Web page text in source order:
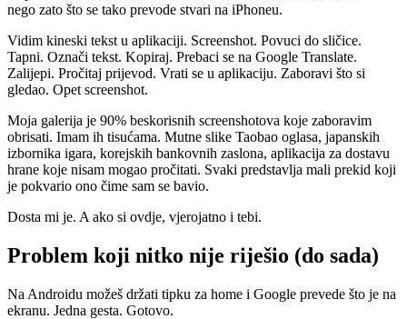
nego zato što se tako prevode stvari na iPhoneu.
Vidim kineski tekst u aplikaciji. Screenshot. Povuci do sličice.
Tapni. Označi tekst. Kopiraj. Prebaci se na Google Translate.
Zalijepi. Pročitaj prijevod. Vrati se u aplikaciju. Zaboravi što si
gledao. Opet screenshot.
Moja galerija je 90% beskorisnih screenshotova koje zaboravim
obrisati. Imam ih tisućama. Mutne slike Taobao oglasa, japanskih
izbornika igara, korejskih bankovnih zaslona, aplikacija za dostavu
hrane koje nisam mogao pročitati. Svaki predstavlja mali prekid koji
je pokvario ono čime sam se bavio.
Dosta mi je. A ako si ovdje, vjerojatno i tebi.
Problem koji nitko nije riješio (do sada)
Na Androidu možeš držati tipku za home i Google prevede što je na
ekranu. Jedna gesta. Gotovo.